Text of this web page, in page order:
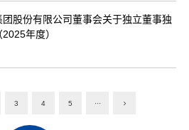
股份有限公司董事会关于独立董事独
年度）
3 4 5 ···